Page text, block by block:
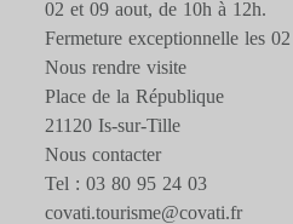
02 et 09 aout, de 10h à 12h.
Fermeture exceptionnelle les
Nous rendre visite
Place de la République
21120 Is-sur-Tille
Nous contacter
Tel : 03 80 95 24 03
covati.tourisme@covati.fr